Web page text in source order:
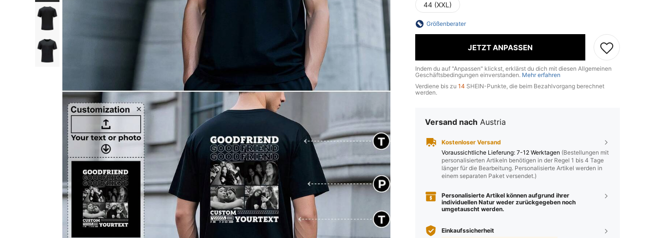
44 (XXL)
Größenberater
JETZT ANPASSEN
Indem du auf "Anpassen" klickst, erklärst du dich mit diesen Allgemeinen
Geschäftsbedingungen einverstanden. Mehr erfahren
Verdiene bis zu 14 SHEIN-Punkte, die beim Bezahlvorgang berechnet
werden.
Versand nach Austria
Kostenloser Versand
Voraussichtliche Lieferung: 7-12 Werktagen (Bestellungen mit
personalisierten Artikeln benötigen in der Regel 1 bis 4 Tage
länger für die Bearbeitung. Personalisierte Artikel werden in
einem separaten Paket versendet.)
Personalisierte Artikel können aufgrund ihrer
individuellen Natur weder zurückgegeben noch
umgetauscht werden.
Einkaufssicherheit